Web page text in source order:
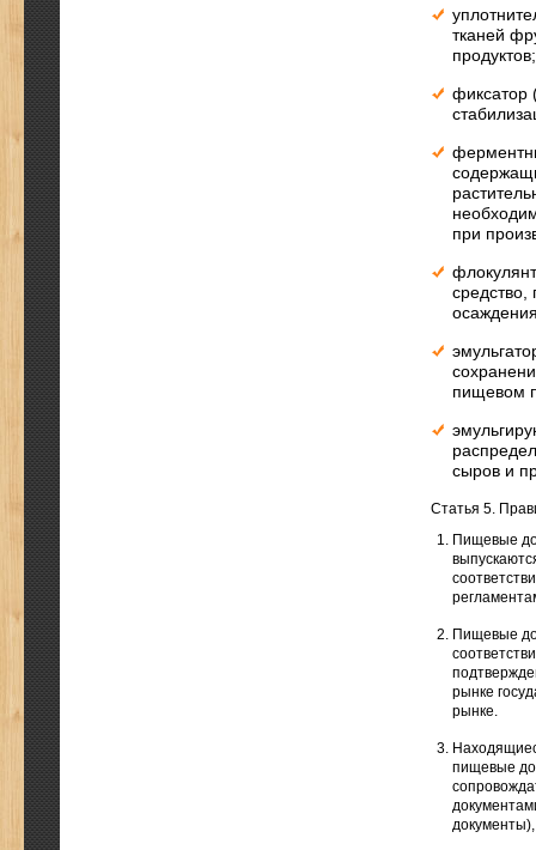
тканей
продуктов;
фиксатор
при
пищевом
сыров и
Статья 5.
Пищевые
Пищевые
рынке
рынке.
пищевые